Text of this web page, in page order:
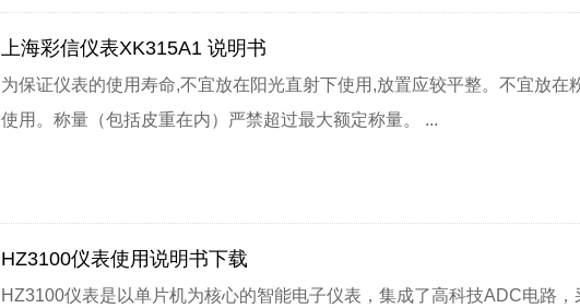
上海彩信仪表XK315A1 说明书
为保证仪表的使用寿命,不宜放在阳光直射下使用,放置应较平整。不宜放在
使用。称量（包括皮重在内）严禁超过最大额定称量。 ...
HZ3100仪表使用说明书下载
HZ3100仪表是以单片机为核心的智能电子仪表，集成了高科技ADC电路，